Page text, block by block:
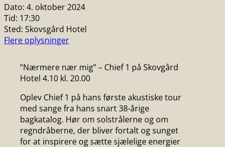
Dato: 4. oktober 2024
Tid: 17:30
Sted: Skovsgård Hotel
Flere oplysninger
“Nærmere nær mig” – Chief 1 på Skovgård
Hotel 4.10 kl. 20.00
Oplev Chief 1 på hans første akustiske tour
med sange fra hans snart 38-årige
bagkatalog. Hør om solstrålerne og om
regndråberne, der bliver fortalt og sunget
for at inspirere og sætte sjælelige energier